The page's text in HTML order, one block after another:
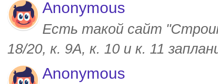
Anonymous
Есть такой сайт
18/20, к. 9А, к. 10 и к. 11
Anonymous